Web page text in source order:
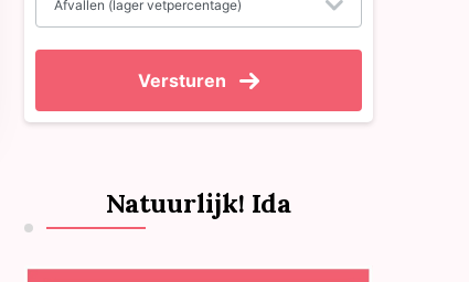
Versturen
Natuurlijk! Ida